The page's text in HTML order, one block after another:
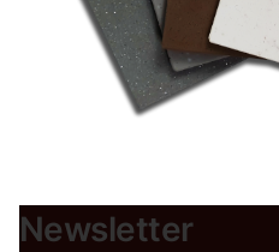
Newsletter